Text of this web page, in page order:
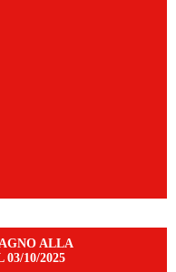
ALLA
10/2025